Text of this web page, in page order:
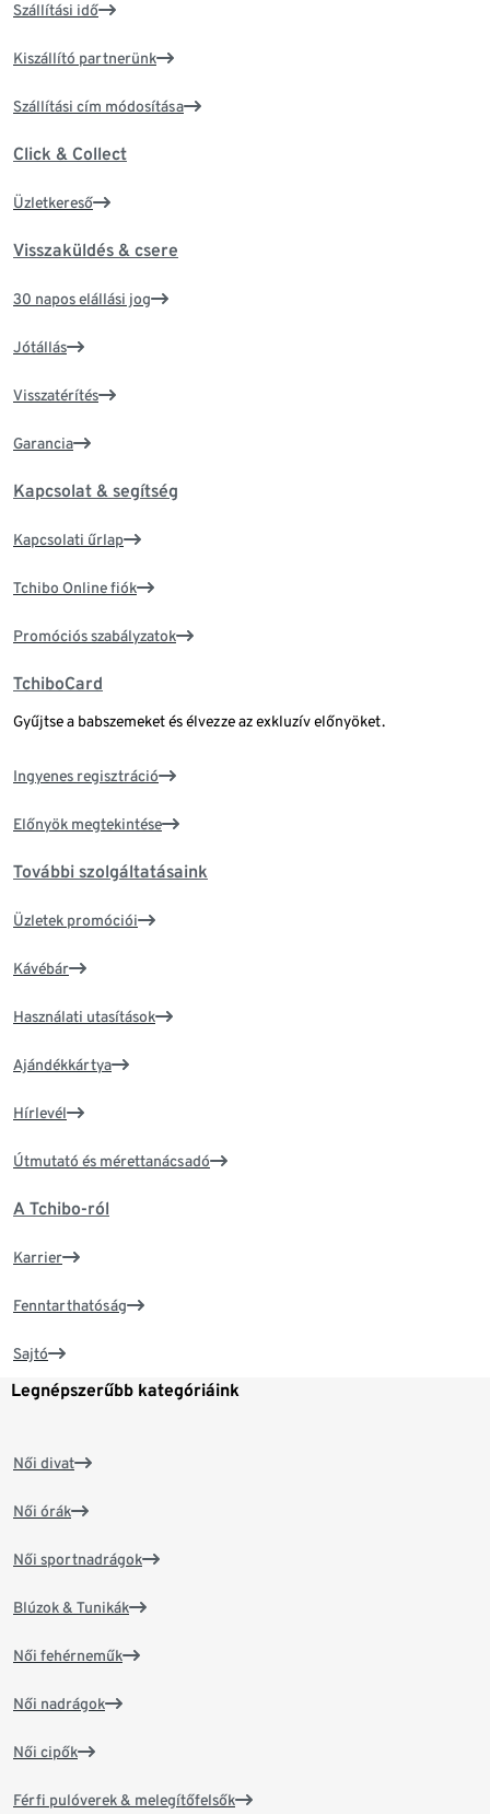
Szállítási idő
Kiszállító partnerünk
Szállítási cím módosítása
Click & Collect
Üzletkereső
Visszaküldés & csere
30 napos elállási jog
Jótállás
Visszatérítés
Garancia
Kapcsolat & segítség
Kapcsolati űrlap
Tchibo Online fiók
Promóciós szabályzatok
TchiboCard
Gyűjtse a babszemeket és élvezze az exkluzív előnyöket.
Ingyenes regisztráció
Előnyök megtekintése
További szolgáltatásaink
Üzletek promóciói
Kávébár
Használati utasítások
Ajándékkártya
Hírlevél
Útmutató és mérettanácsadó
A Tchibo-ról
Karrier
Fenntarthatóság
Sajtó
Legnépszerűbb kategóriáink
Női divat
Női órák
Női sportnadrágok
Blúzok & Tunikák
Női fehérneműk
Női nadrágok
Női cipők
Férfi pulóverek & melegítőfelsők